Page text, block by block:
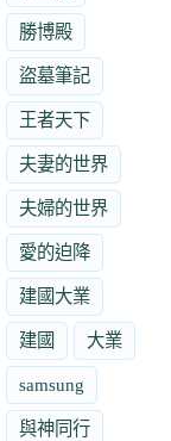
勝博殿
盜墓筆記
王者天下
夫妻的世界
夫婦的世界
愛的迫降
建國大業
建國 大業
samsung
與神同行